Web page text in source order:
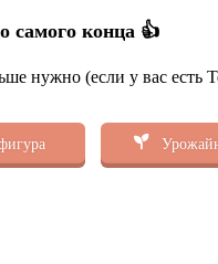
самого конца 👍
нужно (если у вас